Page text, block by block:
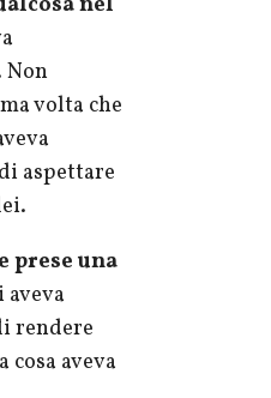
volta che
aspettare
prese una
rendere
cosa aveva